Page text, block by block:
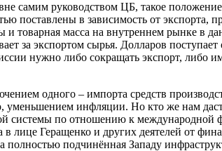
самим руководством ЦБ, такое
поставлены в зависимость от
товарная масса на внутреннем рынке в
за экспортом сырья. Долларов
нужно либо сокращать экспорт, либо
одного – импорта средств
уменьшением инфляции. Но кто же нам
системы по отношению к
в лице Геращенко и других деятелей от
полностью подчинённая Западу